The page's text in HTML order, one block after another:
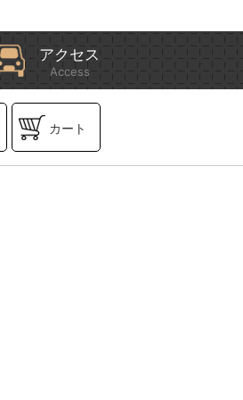
アクセス
Access
カート